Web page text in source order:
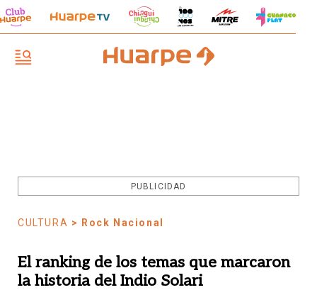
PUBLICIDAD
CULTURA > Rock Nacional
El ranking de los temas que marcaron
la historia del Indio Solari